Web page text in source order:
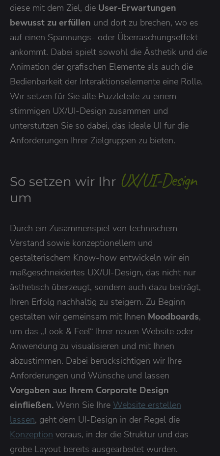
diese mit dem Ziel, die User-Erwartungen
bewusst zu erfüllen und dort zu brechen, wo es
auf einen Spannungs- oder Überraschungseffekt
ankommt. Dabei spielt sowohl die Ästhetik und die
Animation der grafischen Elemente als auch die
Bedienbarkeit der Interaktionselemente eine Rolle.
Wir setzen für Sie alle Puzzleteile zu einem
stimmigen UX/UI-Design zusammen und
unterstützen Sie so dabei, das ideale UI für die
Anforderungen Ihrer Zielgruppen zu bieten.
So setzen wir Ihr UX/UI-Design
um
Durch ein Zusammenspiel von technischem
Verstand sowie konzeptionellem und
gestalterischem Know-how entwickeln wir ein
maßgeschneidertes UX/UI-Design, das nicht nur
ästhetisch überzeugt, sondern auch dazu beiträgt,
Ihren Erfolg nachhaltig zu steigern. Zu Beginn
gestalten wir gemeinsam mit Ihnen Moodboards,
um das „Look & Feel“ Ihrer neuen Website oder
Anwendung zu visualisieren und mit Ihnen
abzustimmen. Dabei berücksichtigen wir Ihre
Anforderungen und Wünsche und lassen
Vorgaben aus Ihrem Corporate Design
einfließen. Wenn Sie Ihre Website erstellen
lassen, geht dem UI-Design in der Regel die
Konzeption voraus, in der die Struktur und das
grobe Layout bereits ausgearbeitet wurden.